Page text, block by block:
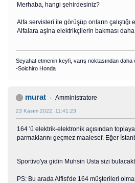
Merhaba, hangi şehirdesiniz?
Alfa servisleri ile görüşüp onların
Alfalara aşina elektrikçilerin bakması
Seyahat etmenin keyfi, varış noktasından daha
-Soichiro Honda
murat Amministratore
23 Kasım 2022, 11:41:23
164 'ü elektrik-elektronik açısından
parmaklarını geçmez maalesef. Eğer
Sportivo'ya gidin Muhsin Usta sizi
PS: Bu arada Alfist'de 164 müşterileri